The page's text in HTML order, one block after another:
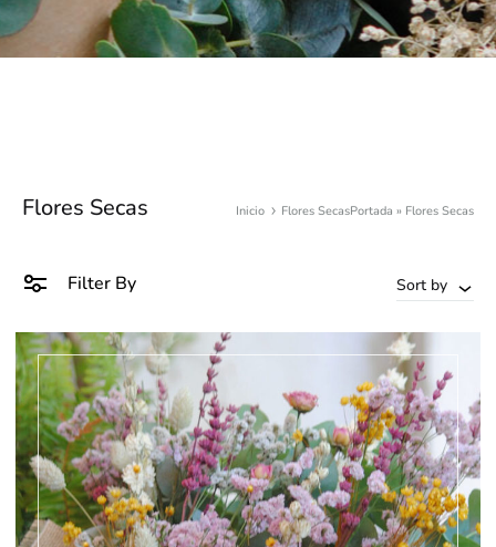
Flores Secas Portada » Flores Secas
Inicio Flores Secas
Filter By Sort by